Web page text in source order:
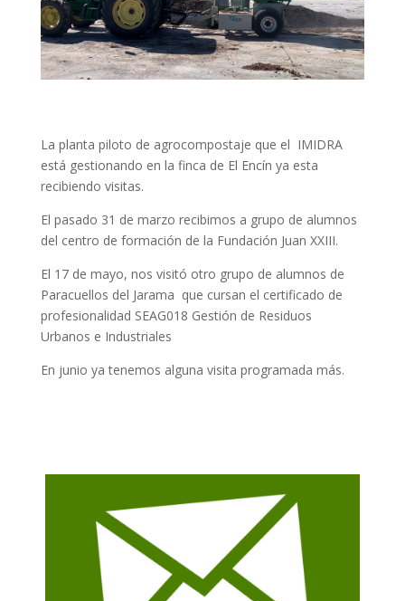
La planta piloto de agrocompostaje que el IMIDRA
está gestionando en la finca de El Encín ya esta
recibiendo visitas.
El pasado 31 de marzo recibimos a grupo de alumnos
del centro de formación de la Fundación Juan XXIII.
El 17 de mayo, nos visitó otro grupo de alumnos de
Paracuellos del Jarama que cursan el certificado de
profesionalidad SEAG018 Gestión de Residuos
Urbanos e Industriales
En junio ya tenemos alguna visita programada más.